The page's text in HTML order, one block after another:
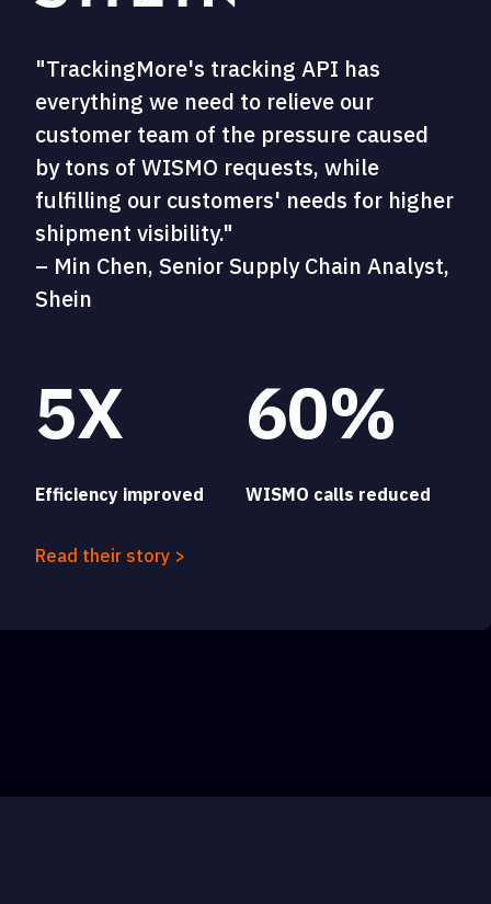
"TrackingMore's tracking API has
everything we need to relieve our
customer team of the pressure caused
by tons of WISMO requests, while
fulfilling our customers' needs for higher
shipment visibility."
– Min Chen, Senior Supply Chain Analyst,
Shein
5X
Efficiency improved
60%
WISMO calls reduced
Read their story >